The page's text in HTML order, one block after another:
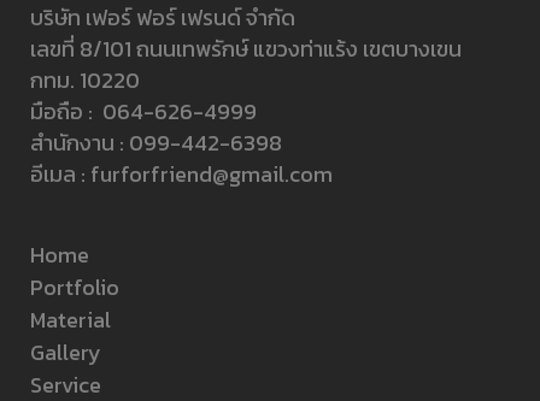
บริษัท เฟอร์ ฟอร์ เฟรนด์ จำกัด
เลขที่ 8/101 ถนนเทพรักษ์ แขวงท่าแร้ง เขตบางเขน
กทม. 10220
มือถือ : 064-626-4999
สำนักงาน : 099-442-6398
อีเมล : furforfriend@gmail.com
Home
Portfolio
Material
Gallery
Service